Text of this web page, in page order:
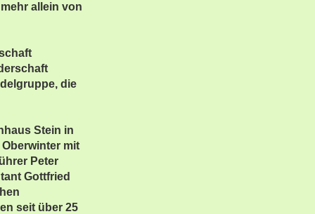
allein von
die
Stein in
mit
Peter
Gottfried
seit über 25